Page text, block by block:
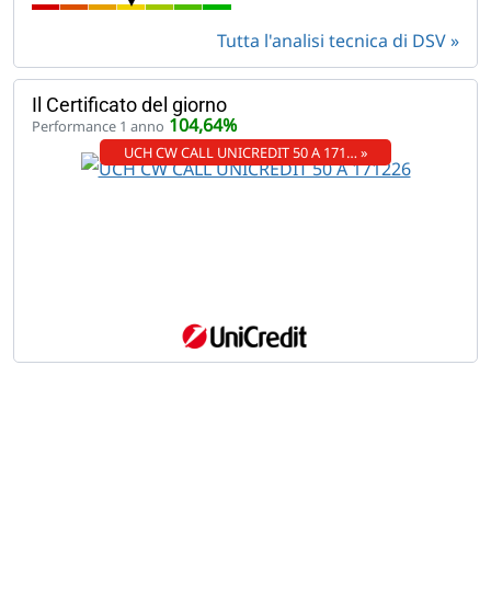
Tutta l'analisi tecnica di DSV
Il Certificato del giorno
Performance 1 anno 104,64%
UCH CW CALL UNICREDIT 50 A 171… »